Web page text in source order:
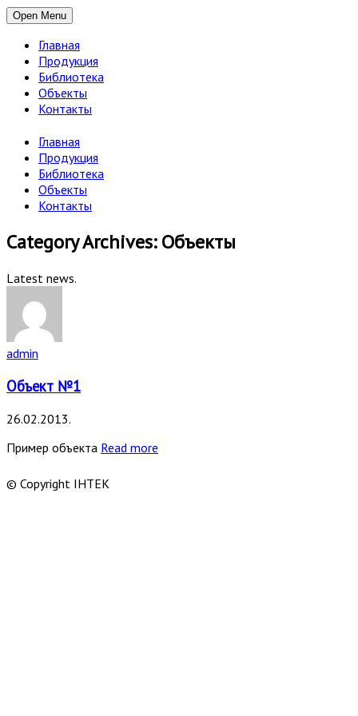
Open Menu
Главная
Продукция
Библиотека
Объекты
Контакты
Главная
Продукция
Библиотека
Объекты
Контакты
Category Archives: Объекты
Latest news.
admin
Объект №1
26.02.2013.
Пример объекта Read more
© Copyright ІНТЕК